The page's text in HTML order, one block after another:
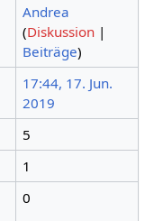
Andrea
(Diskussion |
Beiträge)
17:44, 17. Jun.
2019
5
1
0